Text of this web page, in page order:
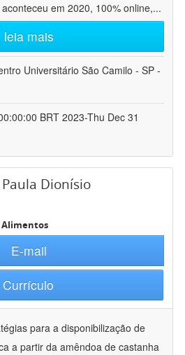
em 2020, 100% online,...
leia mais
Universitário São Camilo - SP -
BRT 2023-Thu Dec 31
Dionísio
Alimentos
E-mail
Currículo
para a disponibilização de
a partir da amêndoa de castanha